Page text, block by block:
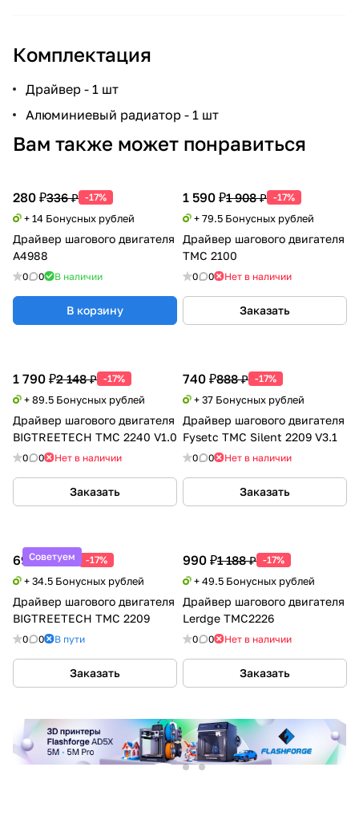
Комплектация
Драйвер - 1 шт
Алюминиевый радиатор - 1 шт
Вам также может понравиться
280 ₽336 ₽ -17%
+ 14 Бонусных рублей
Драйвер шагового двигателя
A4988
0 0 В наличии
В корзину
1 590 ₽1 908 ₽ -17%
+ 79.5 Бонусных рублей
Драйвер шагового двигателя
TMC 2100
0 0 Нет в наличии
Заказать
740 ₽888 ₽ -17%
+ 37 Бонусных рублей
Драйвер шагового двигателя
Fysetc TMC Silent 2209 V3.1
0 0 Нет в наличии
Заказать
Советуем
690 ₽828 ₽ -17%
+ 34.5 Бонусных рублей
Драйвер шагового двигателя
BIGTREETECH TMC 2209
0 0 В пути
Заказать
990 ₽1 188 ₽ -17%
+ 49.5 Бонусных рублей
Драйвер шагового двигателя
Lerdge TMC2226
0 0 Нет в наличии
Заказать
1 790 ₽2 148 ₽ -17%
+ 89.5 Бонусных рублей
Драйвер шагового двигателя
BIGTREETECH TMC 2240 V1.0
0 0 Нет в наличии
Заказать